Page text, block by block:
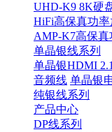
UHD-K9 8K硬
HiFi高保真功率
AMP-K7高保
单晶银线系列
单晶银HDMI
音频线 单晶银
纯银线系列
产品中心
DP线系列